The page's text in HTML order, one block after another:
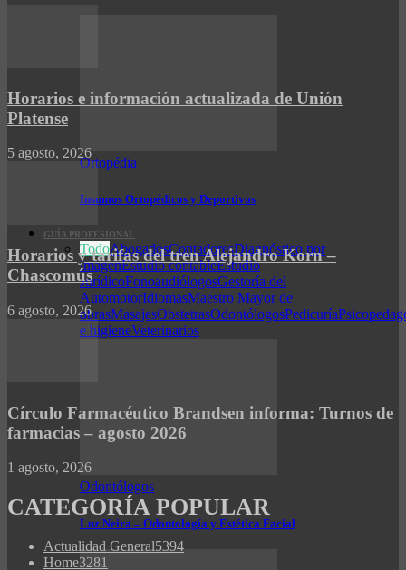
Ortopédia
Insumos Ortopédicos y Deportivos
GUÍA PROFESIONAL
TodoAbogadosContadoresDiagnóstico por
imagenEstudio contableEstudio
JurídicoFonoaudiólogosGestoría del
AutomotorIdiomasMaestro Mayor de
obrasMasajesObstetrasOdontólogosPedicuría
e higieneVeterinarios
Odontólogos
Luz Neira – Odontología y Estética Facial
Horarios e información actualizada de Unión
Platense
5 agosto, 2026
Horarios y tarifas del tren Alejandro Korn –
Chascomús
6 agosto, 2026
Círculo Farmacéutico Brandsen informa: Turnos de
farmacias – agosto 2026
1 agosto, 2026
CATEGORÍA POPULAR
Actualidad General5394
Home3281